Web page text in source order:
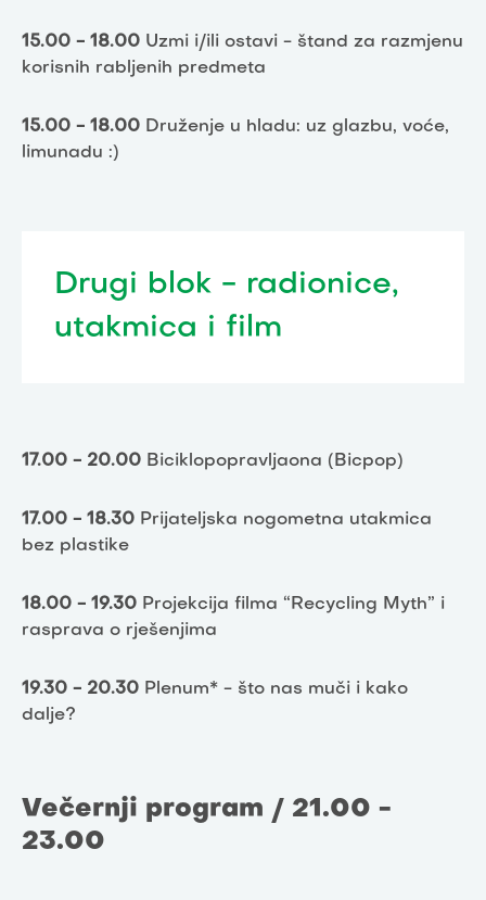
15.00 - 18.00 Uzmi i/ili ostavi - štand za razmjenu
korisnih rabljenih predmeta
15.00 - 18.00 Druženje u hladu: uz glazbu, voće,
limunadu :)
Drugi blok - radionice,
utakmica i film
17.00 - 20.00 Biciklopopravljaona (Bicpop)
17.00 - 18.30 Prijateljska nogometna utakmica
bez plastike
18.00 - 19.30 Projekcija filma “Recycling Myth” i
rasprava o rješenjima
19.30 - 20.30 Plenum* - što nas muči i kako
dalje?
Večernji program / 21.00 -
23.00